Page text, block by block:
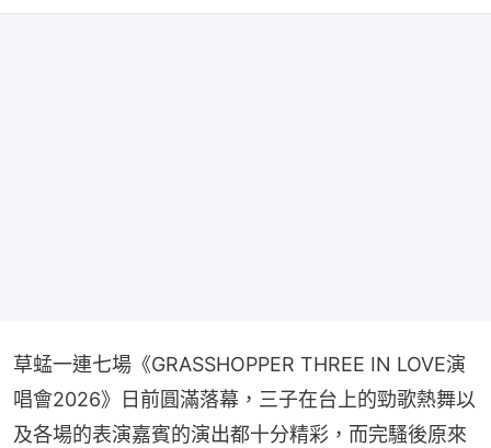
草蜢一連七場《GRASSHOPPER THREE IN LOVE演
唱會2026》日前圓滿落幕，三子在台上的勁歌熱舞以
及各場的表演嘉賓的演出都十分精彩，而完騷後原來